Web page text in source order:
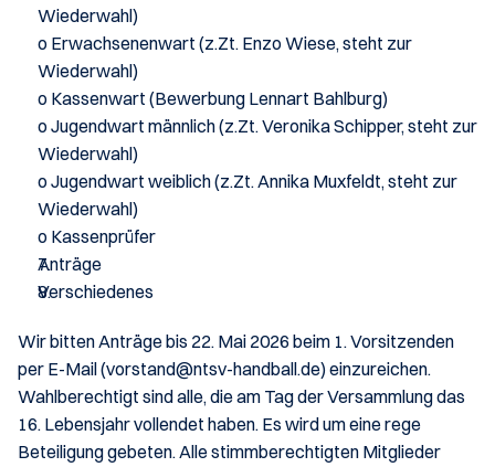
Wiederwahl)
o Erwachsenenwart (z.Zt. Enzo Wiese, steht zur
Wiederwahl)
o Kassenwart (Bewerbung Lennart Bahlburg)
o Jugendwart männlich (z.Zt. Veronika Schipper, steht zur
Wiederwahl)
o Jugendwart weiblich (z.Zt. Annika Muxfeldt, steht zur
Wiederwahl)
o Kassenprüfer
Anträge
Verschiedenes
Wir bitten Anträge bis 22. Mai 2026 beim 1. Vorsitzenden
per E-Mail (vorstand@ntsv-handball.de) einzureichen.
Wahlberechtigt sind alle, die am Tag der Versammlung das
16. Lebensjahr vollendet haben. Es wird um eine rege
Beteiligung gebeten. Alle stimmberechtigten Mitglieder